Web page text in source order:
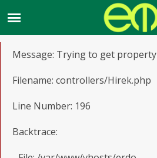
A PHP Error was encountered
Message: Trying to get
Filename: controllers/Hirek.php
Line Number: 196
Backtrace: